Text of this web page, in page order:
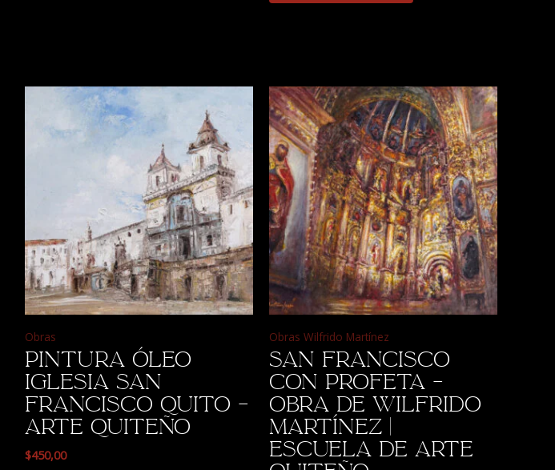
Obras
Pintura óleo
Iglesia San
Francisco Quito –
Arte Quiteño
$450,00
Obras Wilfrido Martínez
San Francisco
con Profeta –
Obra de Wilfrido
Martínez |
Escuela de Arte